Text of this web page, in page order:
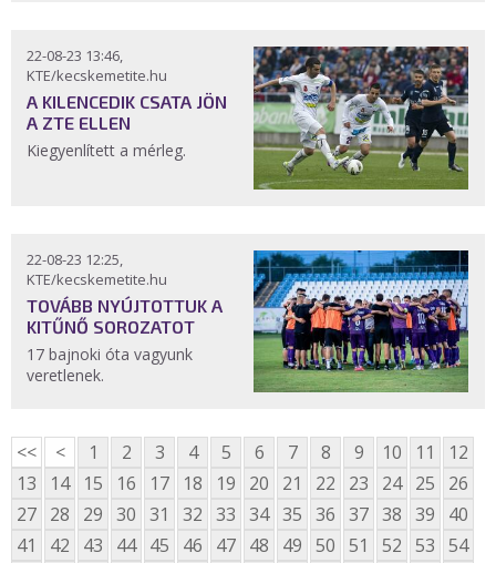
22-08-23 13:46,
KTE/kecskemetite.hu
A KILENCEDIK CSATA JÖN
A ZTE ELLEN
Kiegyenlített a mérleg.
22-08-23 12:25,
KTE/kecskemetite.hu
TOVÁBB NYÚJTOTTUK A
KITŰNŐ SOROZATOT
17 bajnoki óta vagyunk
veretlenek.
<< < 1 2 3 4 5 6 7 8 9 10 11
12
13
14 15 16 17 18 19 20 21 22 23 24 25
26
27 28 29 30 31 32 33 34 35 36 37 38 39
40
41
42 43 44 45 46 47 48 49 50 51 52 53 54